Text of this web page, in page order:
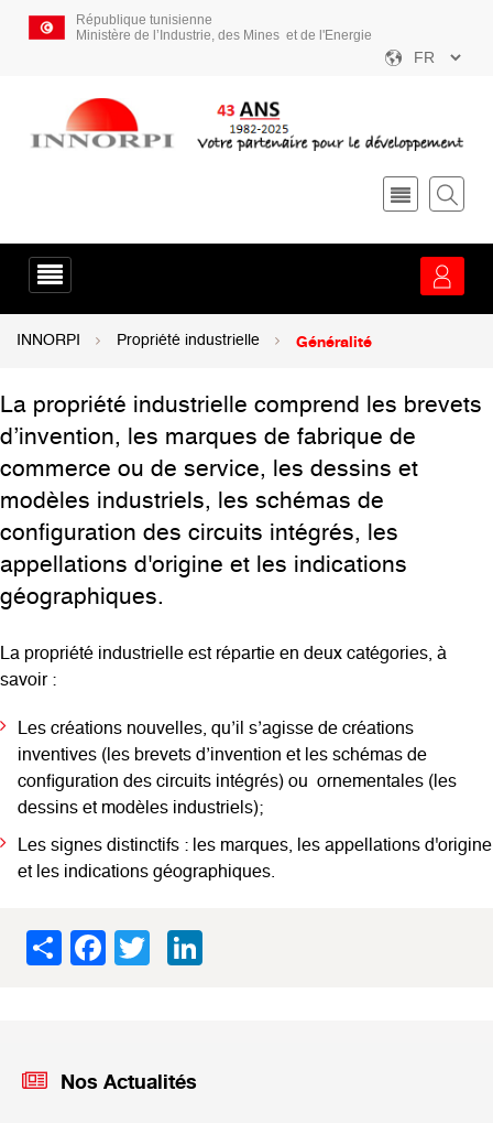
contenu
République tunisienne
Ministère de l’Industrie, des Mines et de l'Energie
Select
service
Fil
INNORPI Propriété industrielle Généralité
La propriété industrielle comprend les brevets
d’invention, les marques de fabrique de
commerce ou de service, les dessins et
modèles industriels, les schémas de
configuration des circuits intégrés, les
appellations d'origine et les indications
géographiques.
La propriété industrielle est répartie en deux catégories, à
savoir :
Les créations nouvelles, qu’il s’agisse de créations
inventives (les brevets d’invention et les schémas de
configuration des circuits intégrés) ou ornementales (les
dessins et modèles industriels);
Les signes distinctifs : les marques, les appellations d'origine
et les indications géographiques.
ShareFacebook
Twitter
Nos Actualités